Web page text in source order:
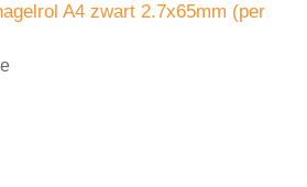
A4 zwart 2.7x65mm (per